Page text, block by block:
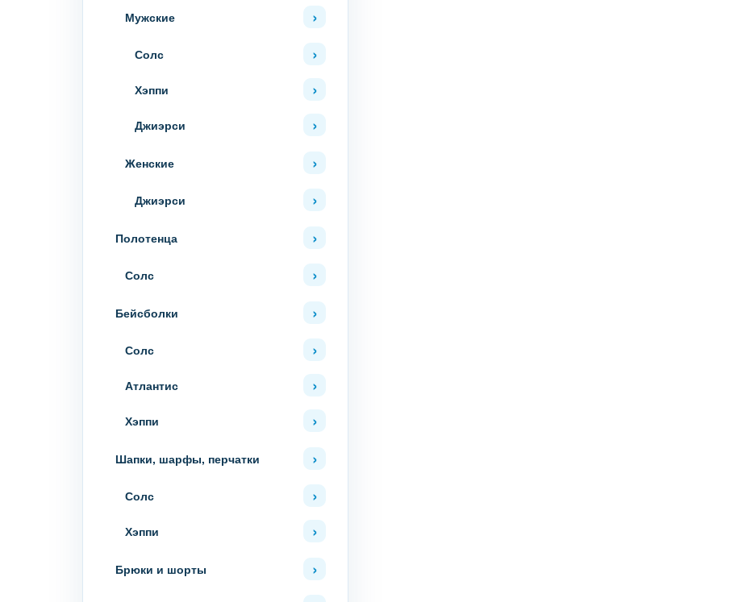
Мужские
Солс
Хэппи
Джиэрси
Женские
Джиэрси
Полотенца
Солс
Бейсболки
Солс
Атлантис
Хэппи
Шапки, шарфы, перчатки
Солс
Хэппи
Брюки и шорты